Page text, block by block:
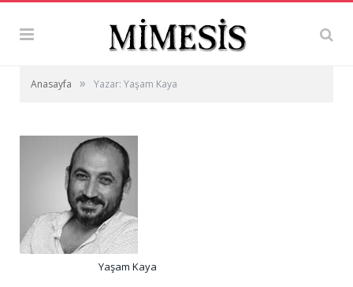
Anasayfa » Yazar: Yaşam Kaya
Yaşam Kaya